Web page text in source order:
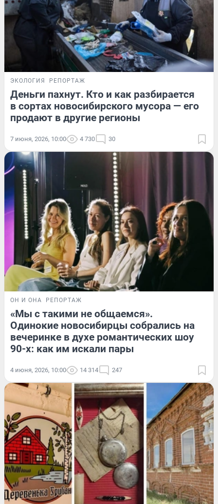
ЭКОЛОГИЯ РЕПОРТАЖ
Деньги пахнут. Кто и как разбирается
в сортах новосибирского мусора — его
продают в другие регионы
7 июня, 2026, 10:00 4 730 30
ОН И ОНА РЕПОРТАЖ
«Мы с такими не общаемся».
Одинокие новосибирцы собрались на
вечеринке в духе романтических шоу
90-х: как им искали пары
4 июня, 2026, 10:00 14 314 247